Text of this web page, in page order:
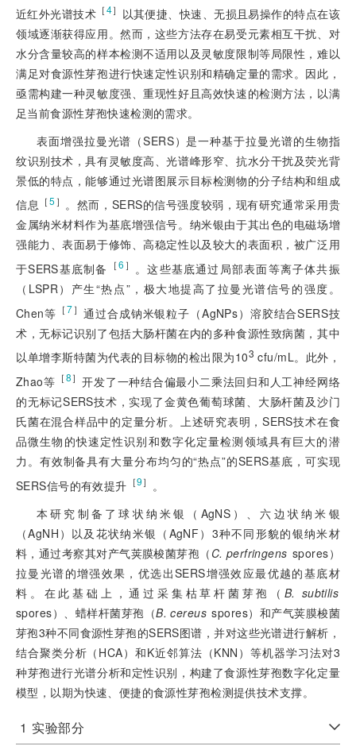
近红外光谱技术 ［4］ 以其便捷、快速、无损且易操作的特点在该
领域逐渐获得应用。然而，这些方法存在易受元素相互干扰、对
水分含量较高的样本检测不适用以及灵敏度限制等局限性，难以
满足对食源性芽孢进行快速定性识别和精确定量的需求。因此，
亟需构建一种灵敏度强、重现性好且高效快速的检测方法，以满
足当前食源性芽孢快速检测的需求。
表面增强拉曼光谱（SERS）是一种基于拉曼光谱的生物指
纹识别技术，具有灵敏度高、光谱峰形窄、抗水分干扰及荧光背
景低的特点，能够通过光谱图展示目标检测物的分子结构和组成
信息 ［5 ］ 。然而，SERS的信号强度较弱，现有研究通常采用贵
金属纳米材料作为基底增强信号。纳米银由于其出色的电磁场增
强能力、表面易于修饰、高稳定性以及较大的表面积，被广泛用
于SERS基底制备
［6 ］
。这些基底通过局部表面等离子体共振
（LSPR）产生“热点”，极大地提高了拉曼光谱信号的强度。
Chen等 ［7］ 通过合成钠米银粒子（AgNPs）溶胶结合SERS技
术，无标记识别了包括大肠杆菌在内的多种食源性致病菌，其中
以单增李斯特菌为代表的目标物的检出限为103 cfu/mL。此外，
Zhao等 ［8］ 开发了一种结合偏最小二乘法回归和人工神经网络
的无标记SERS技术，实现了金黄色葡萄球菌、大肠杆菌及沙门
氏菌在混合样品中的定量分析。上述研究表明，SERS技术在食
品微生物的快速定性识别和数字化定量检测领域具有巨大的潜
力。有效制备具有大量分布均匀的“热点”的SERS基底，可实现
SERS信号的有效提升 ［9］
。
本研究制备了球状纳米银（AgNS）、六边状纳米银
（AgNH）以及花状纳米银（AgNF）3种不同形貌的银纳米材
料，通过考察其对产气荚膜梭菌芽孢（ C. perfringens spores）
拉曼光谱的增强效果，优选出SERS增强效应最优越的基底材
料。在此基础上，通过采集枯草杆菌芽孢（B. subtilis
spores）、蜡样杆菌芽孢（B. cereus spores）和产气荚膜梭菌
芽孢3种不同食源性芽孢的SERS图谱，并对这些光谱进行解析，
结合聚类分析（HCA）和K近邻算法（KNN）等机器学习法对3
种芽孢进行光谱分析和定性识别，构建了食源性芽孢数字化定量
模型，以期为快速、便捷的食源性芽孢检测提供技术支撑。
1 实验部分